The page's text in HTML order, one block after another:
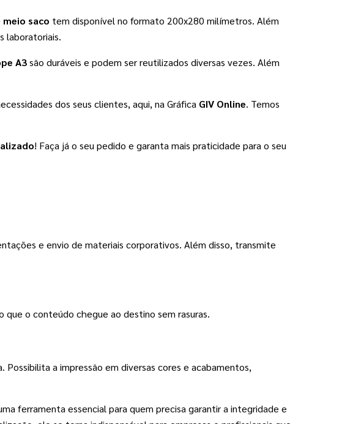
saco tem disponível no formato 200x280 milímetros. Além
laboratoriais.
A3 são duráveis e podem ser reutilizados diversas vezes. Além
dos seus clientes, aqui, na Gráfica GIV Online. Temos
! Faça já o seu pedido e garanta mais praticidade para o seu
e envio de materiais corporativos. Além disso, transmite
o conteúdo chegue ao destino sem rasuras.
a impressão em diversas cores e acabamentos,
ferramenta essencial para quem precisa garantir a integridade e